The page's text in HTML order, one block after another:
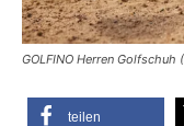
GOLFINO Herren Golfschuh
teilen